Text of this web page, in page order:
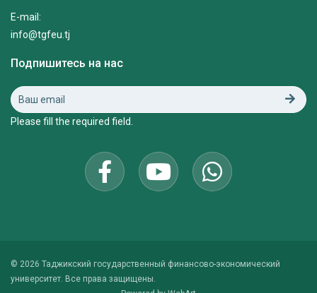
E-mail:
info@tgfeu.tj
Подпишитесь на нас
Please fill the required field.
© 2026 Таджикский государственный финансово-экономический
университет. Все права защищены.